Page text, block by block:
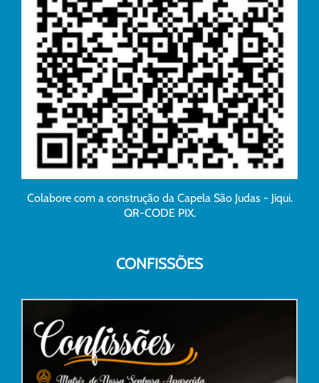
Colabore com a construção da Capela São Judas - Jiqui.
QR-CODE PIX.
CONFISSÕES